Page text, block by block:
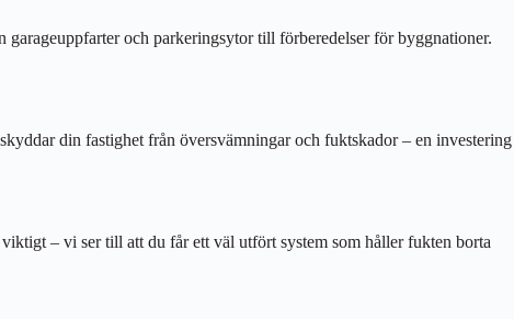
och parkeringsytor till förberedelser för byggnationer.
din fastighet från översvämningar och fuktskador – en investering
– vi ser till att du får ett väl utfört system som håller fukten borta